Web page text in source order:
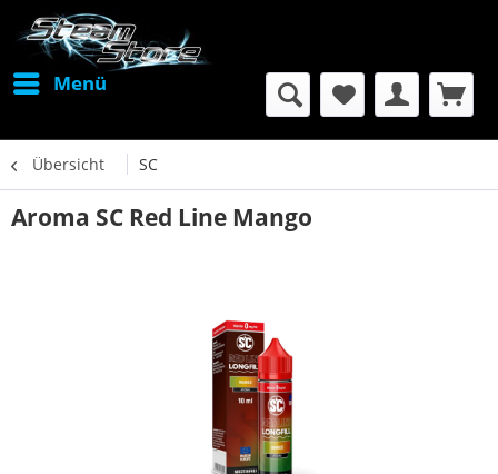
Menü
Übersicht SC
Aroma SC Red Line Mango